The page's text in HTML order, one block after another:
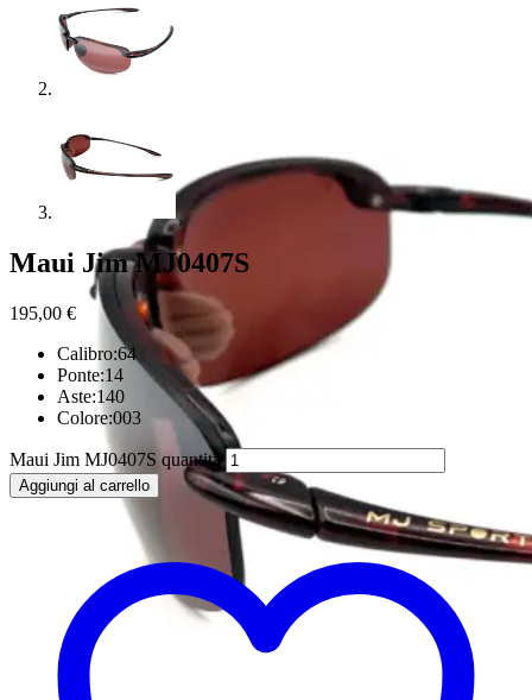
Maui Jim MJ0407S
195,00 €
Calibro:64
Ponte:14
Aste:140
Colore:003
Maui Jim MJ0407S quantità
Aggiungi al carrello